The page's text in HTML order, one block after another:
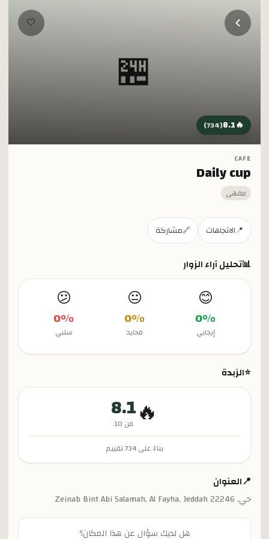
تخطي إلى المحتوى الرئيسي
🏪
🤍
🔥
8.1
(
734
)
CAFE
Daily cup
مقهى
📍الاتجاهات 🔗مشاركة
📊تحليل آراء الزوار
😊
0%
إيجابي
😐
0%
محايد
😕
0%
سلبي
⭐الزبدة
🔥
8.1
من 10
بناءً على734تقييم
📍العنوان
حي, Zeinab Bint Abi Salamah, Al Fayha, Jeddah 22246
هل لديك سؤال عن هذا المكان؟